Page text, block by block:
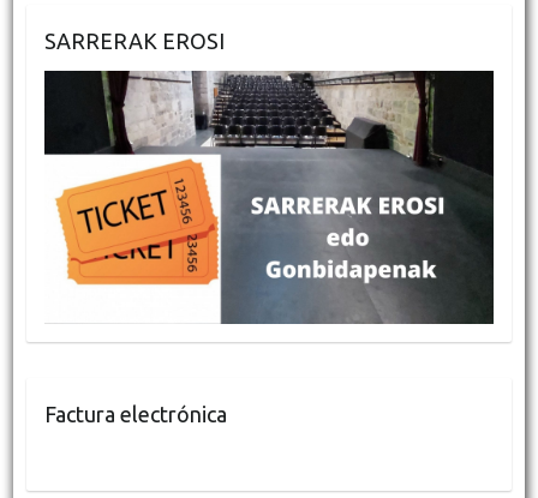
SARRERAK EROSI
Factura electrónica